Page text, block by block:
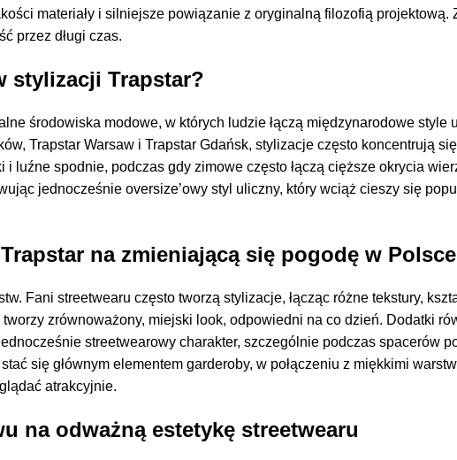
materiały i silniejsze powiązanie z oryginalną filozofią
przez długi czas.
stylizacji Trapstar?
środowiska modowe, w których ludzie łączą międzynarodowe style
Trapstar Warsaw i Trapstar Gdańsk, stylizacje często koncentrują
luźne spodnie, podczas gdy zimowe często łączą cięższe okrycia
jednocześnie oversize’owy styl uliczny, który wciąż cieszy się
na zmieniającą się pogodę w Polsce
Fani streetwearu często tworzą stylizacje, łącząc różne tekstury,
zrównoważony, miejski look, odpowiedni na co dzień. Dodatki
streetwearowy charakter, szczególnie podczas spacerów
się głównym elementem garderoby, w połączeniu z miękkimi
atrakcyjnie.
na odważną estetykę streetwearu